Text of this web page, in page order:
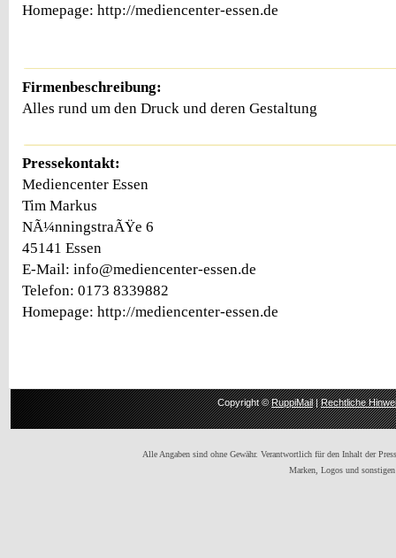
Homepage: http://mediencenter-essen.de
Firmenbeschreibung:
Alles rund um den Druck und deren Gestaltung
Pressekontakt:
Mediencenter Essen
Tim Markus
NÃ¼nningstraÃŸe 6
45141 Essen
E-Mail: info@mediencenter-essen.de
Telefon: 0173 8339882
Homepage: http://mediencenter-essen.de
Copyright ©RuppiMail|Rechtliche
Alle Angaben sind ohne Gewähr. Verantwortlich für den Inhalt der
Marken, Logos und